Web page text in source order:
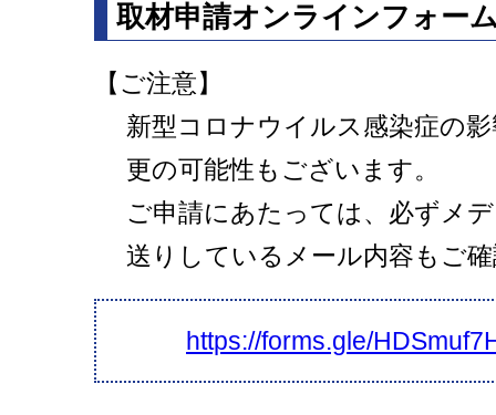
取材申請オンラインフォー
【ご注意】
新型コロナウイルス感染症の
更の可能性もございます。
ご申請にあたっては、必ずメ
送りしているメール内容もご
https://forms.gle/